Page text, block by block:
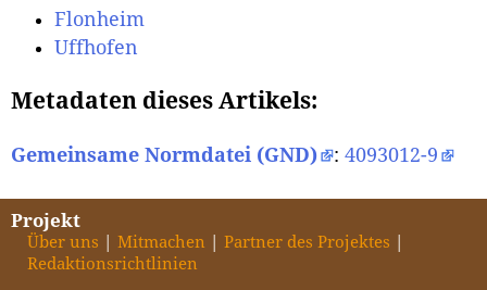
Flonheim
Uffhofen
Metadaten dieses Artikels:
Gemeinsame Normdatei (GND) : 4093012-9
Projekt
Über uns Mitmachen
Partner des Projektes
Redaktionsrichtlinien